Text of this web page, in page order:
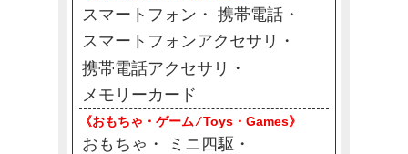
スマートフォン
携帯電話
スマートフォンアクセサリ
携帯電話アクセサリ
メモリーカード
《おもちゃ・ゲーム ⁄ Toys・Games》
おもちゃ
ミニ四駆